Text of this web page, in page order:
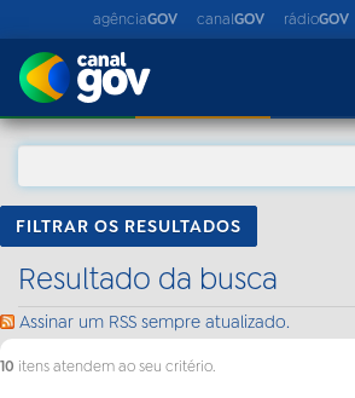
agênciaGOV canalGOV rádioGOV
FILTRAR OS RESULTADOS
Resultado da busca
Assinar um RSS sempre atualizado.
10 itens atendem ao seu critério.